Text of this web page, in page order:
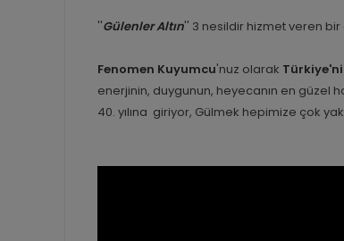
''Gülenler Altın'' 3 nesildir hizmet veren bir
Fenomen Kuyumcu'nuz olarak
enerjinin, duygunun, heyecanın en güzel
40. yılına giriyor, Gülmek hepimize çok